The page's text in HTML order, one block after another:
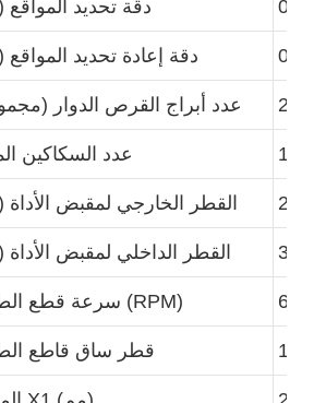
دقة تحديد
دقة إعادة تحديد
عدد أبراج القرص الدوار 2
عدد السكاكين 16
القطر الخارجي لمقبض 25
القطر الداخلي لمقبض 32
سرعة قطع الطحن (RPM)
قطر ساق قاطع 1-